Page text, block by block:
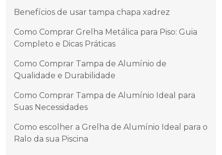
Benefícios de usar tampa chapa xadrez
Como Comprar Grelha Metálica para Piso: Guia
Completo e Dicas Práticas
Como Comprar Tampa de Alumínio de
Qualidade e Durabilidade
Como Comprar Tampa de Alumínio Ideal para
Suas Necessidades
Como escolher a Grelha de Alumínio Ideal para o
Ralo da sua Piscina